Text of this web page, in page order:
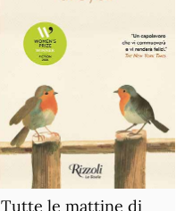
Tutte le mattine di